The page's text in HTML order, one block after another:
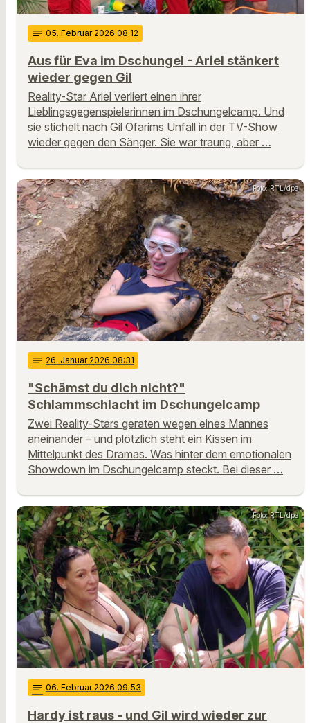
notes 05. Februar 2026 08:12
Aus für Eva im Dschungel - Ariel stänkert
wieder gegen Gil
Reality-Star Ariel verliert einen ihrer
Lieblingsgegenspielerinnen im Dschungelcamp. Und
sie stichelt nach Gil Ofarims Unfall in der TV-Show
wieder gegen den Sänger. Sie war traurig, aber …
Foto: RTL/dpa
notes 26. Januar 2026 08:31
"Schämst du dich nicht?"
Schlammschlacht im Dschungelcamp
Zwei Reality-Stars geraten wegen eines Mannes
aneinander – und plötzlich steht ein Kissen im
Mittelpunkt des Dramas. Was hinter dem emotionalen
Showdown im Dschungelcamp steckt. Bei dieser …
Foto: RTL/dpa
notes 06. Februar 2026 09:53
Hardy ist raus - und Gil wird wieder zur